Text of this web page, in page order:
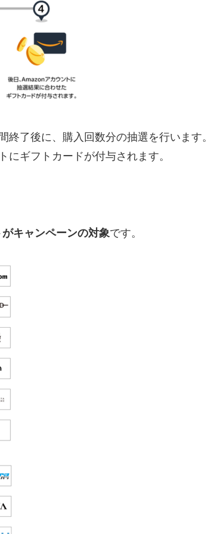
終了後に、購入回数分の抽選を行います。
にギフトカードが付与されます。
キャンペーンの対象です。